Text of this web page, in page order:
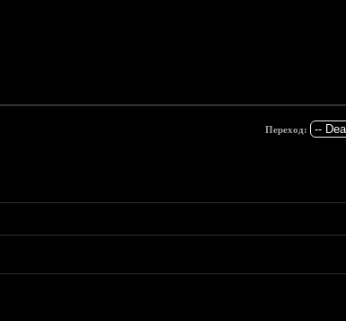
Переход: